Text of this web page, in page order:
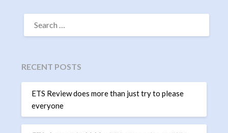
SEARCH
FOR:
RECENT POSTS
ETS Review does more than just try to please
everyone